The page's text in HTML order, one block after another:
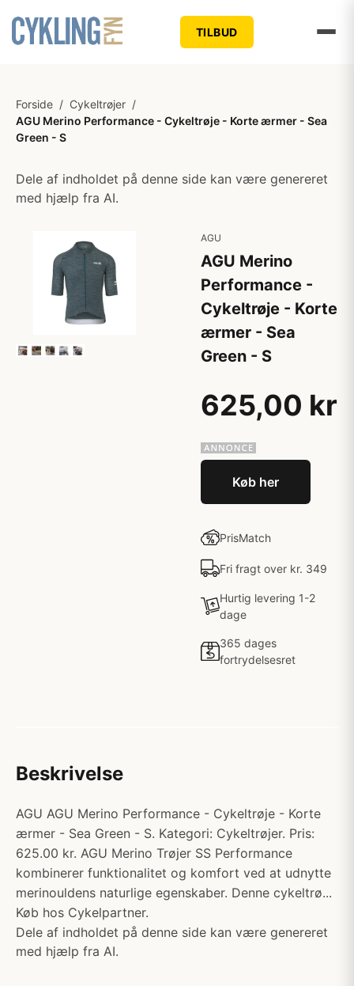
TILBUD
Forside / Cykeltrøjer /
AGU Merino Performance - Cykeltrøje - Korte ærmer - Sea
Green - S
Dele af indholdet på denne side kan være genereret
med hjælp fra AI.
AGU
AGU Merino
Performance -
Cykeltrøje - Korte
ærmer - Sea
Green - S
625,00 kr
Køb her
PrisMatch
Fri fragt over kr. 349
Hurtig levering 1-2
dage
365 dages
fortrydelsesret
Beskrivelse
AGU AGU Merino Performance - Cykeltrøje - Korte
ærmer - Sea Green - S. Kategori: Cykeltrøjer. Pris:
625.00 kr. AGU Merino Trøjer SS Performance
kombinerer funktionalitet og komfort ved at udnytte
merinouldens naturlige egenskaber. Denne cykeltrø...
Køb hos Cykelpartner.
Dele af indholdet på denne side kan være genereret
med hjælp fra AI.